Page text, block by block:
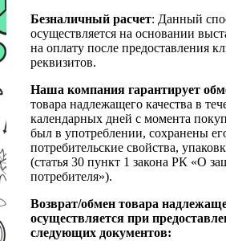
Безналичный расчет: Данный
осуществляется на основании
на оплату после предоставления
реквизитов.
Наша компания гарантирует
товара надлежащего качества в
календарных дней с момента
был в употреблении, сохранены
потребительские свойства,
(статья 30 пункт 1 закона РК «О
потребителя»).
Возврат/обмен товара
осуществляется при
следующих документов: